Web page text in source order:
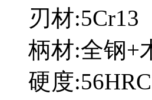
刃材:5Cr13
柄材:全钢+
硬度:56HRC